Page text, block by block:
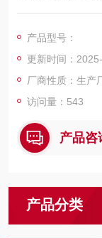
高而研制的低温实
温度计及其它温度
产品型号：
更新时间：
厂商性质：生产
访问量：543
产品咨
产品分类